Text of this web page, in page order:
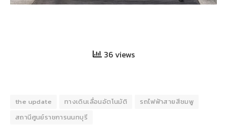
36 views
the update ทางเดินเลื่อนอัตโนมัติ
รถไฟฟ้าสายสีชมพู
สถานีศูนย์ราชการนนทบุรี